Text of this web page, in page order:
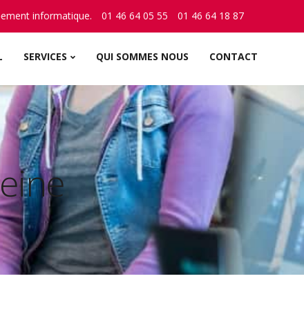
informatique. 01 46 64 05 55 01 46 64 18 87
SERVICES QUI SOMMES NOUS CONTACT